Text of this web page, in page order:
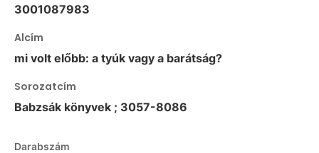
3001087983
Alcím
mi volt előbb: a tyúk vagy a barátság?
Sorozatcím
Babzsák könyvek ; 3057-8086
Darabszám